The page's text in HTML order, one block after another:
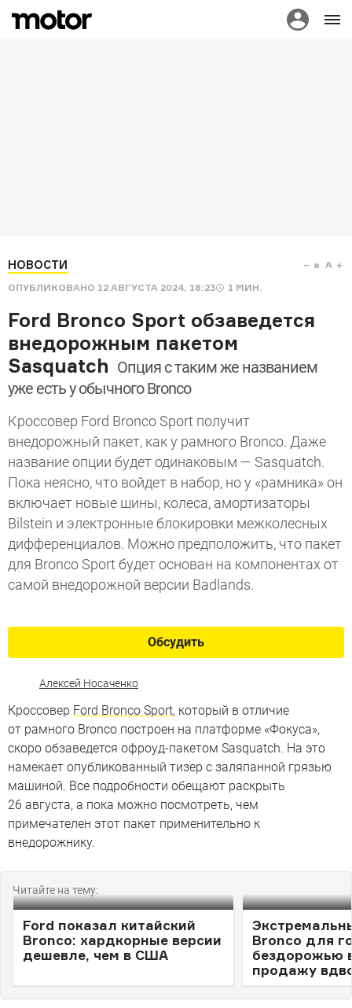
НОВОСТИ
ОПУБЛИКОВАНО 12 АВГУСТА 2024, 18:23 1 МИН.
a A
Ford Bronco Sport обзаведется
внедорожным пакетом
Sasquatch Опция с таким же названием
уже есть у обычного Bronco
Кроссовер Ford Bronco Sport получит
внедорожный пакет, как у рамного Bronco. Даже
название опции будет одинаковым — Sasquatch.
Пока неясно, что войдет в набор, но у «рамника» он
включает новые шины, колеса, амортизаторы
Bilstein и электронные блокировки межколесных
дифференциалов. Можно предположить, что пакет
для Bronco Sport будет основан на компонентах от
самой внедорожной версии Badlands.
Обсудить
Алексей Носаченко
Кроссовер Ford Bronco Sport, который в отличие
от рамного Bronco построен на платформе «Фокуса»,
скоро обзаведется офроуд-пакетом Sasquatch. На это
намекает опубликованный тизер c заляпанной грязью
машиной. Все подробности обещают раскрыть
26 августа, а пока можно посмотреть, чем
примечателен этот пакет применительно к
внедорожнику.
Читайте на тему:
Ford показал китайский
Bronco: хардкорные версии
дешевле, чем в США
Bronco для
бездорожью
продажу